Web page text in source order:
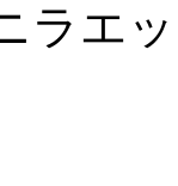
ラエ